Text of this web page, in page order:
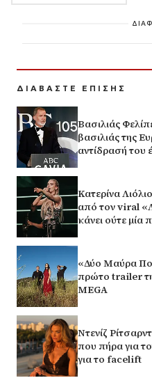
ΔΙΑΒΑΣΤΕ ΕΠΙΣΗΣ
Βασιλιάς
βασιλιάς της
αντίδρασή του
Κατερίνα
από τον viral
κάνει ούτε μία
«Δύο Μαύρα
πρώτο trailer
MEGA
Ντενίζ
που πήρα για
για το facelift